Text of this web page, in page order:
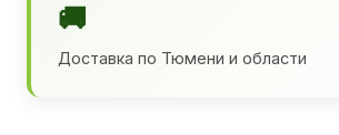
🚚
Доставка по Тюмени и области